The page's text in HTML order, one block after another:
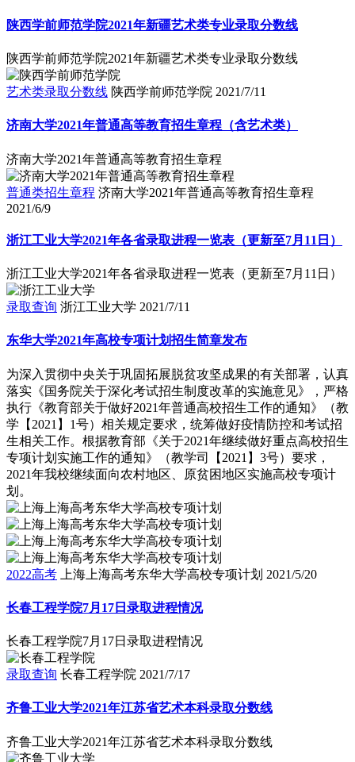
陕西学前师范学院2021年新疆艺术类专业录取分数线
陕西学前师范学院2021年新疆艺术类专业录取分数线
艺术类录取分数线 陕西学前师范学院 2021/7/11
济南大学2021年普通高等教育招生章程（含艺术类）
济南大学2021年普通高等教育招生章程
普通类招生章程 济南大学2021年普通高等教育招生章程
2021/6/9
浙江工业大学2021年各省录取进程一览表（更新至7月11日）
浙江工业大学2021年各省录取进程一览表（更新至7月11日）
录取查询 浙江工业大学 2021/7/11
东华大学2021年高校专项计划招生简章发布
为深入贯彻中央关于巩固拓展脱贫攻坚成果的有关部署，认真
落实《国务院关于深化考试招生制度改革的实施意见》，严格
执行《教育部关于做好2021年普通高校招生工作的通知》（教
学【2021】1号）相关规定要求，统筹做好疫情防控和考试招
生相关工作。根据教育部《关于2021年继续做好重点高校招生
专项计划实施工作的通知》（教学司【2021】3号）要求，
2021年我校继续面向农村地区、原贫困地区实施高校专项计
划。
2022高考 上海上海高考东华大学高校专项计划 2021/5/20
长春工程学院7月17日录取进程情况
长春工程学院7月17日录取进程情况
录取查询 长春工程学院 2021/7/17
齐鲁工业大学2021年江苏省艺术本科录取分数线
齐鲁工业大学2021年江苏省艺术本科录取分数线